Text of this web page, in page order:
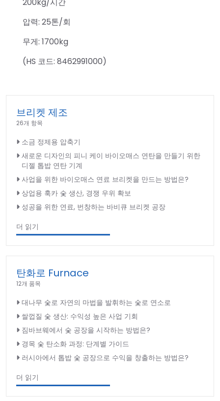
압력: 25톤/회
무게: 1700kg
(HS 코드: 8462991000)
브리켓 제조
26개 항목
소금 정제용 압축기
새로운 디자인의 피니 케이 바이오매스 연탄을 만들기 위한
디젤 톱밥 연탄 기계
사업을 위한 바이오매스 연료 브리켓을 만드는 방법은?
상업용 훅카 숯 생산, 경쟁 우위 확보
성공을 위한 연료, 번창하는 바비큐 브리켓 공장
더 읽기
탄화로 Furnace
12개 품목
대나무 숯로 자연의 마법을 발휘하는 숯로 연소로
쌀껍질 숯 생산: 수익성 높은 사업 기회
짐바브웨에서 숯 공장을 시작하는 방법은?
경목 숯 탄소화 과정: 단계별 가이드
러시아에서 톱밥 숯 공장으로 수익을 창출하는 방법은?
더 읽기